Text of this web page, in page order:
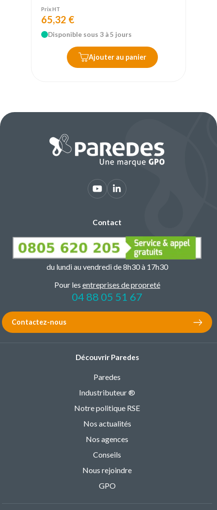
Prix HT
65,32 €
Disponible sous 3 à 5 jours
Ajouter au panier
Contact
du lundi au vendredi de 8h30 à 17h30
Pour les entreprises de propreté
04 88 05 51 67
Contactez-nous
Découvrir Paredes
Paredes
Industributeur ®
Notre politique RSE
Nos actualités
Nos agences
Conseils
Nous rejoindre
GPO